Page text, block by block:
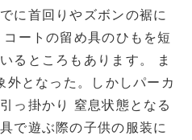
に首回りやズボンの裾に
ートの留め具のひもを短
るところもあります。 ま
外となった。しかしパーカ
っ掛かり 窒息状態となる
で遊ぶ際の子供の服装に